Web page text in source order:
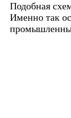
Подобная
Именно так